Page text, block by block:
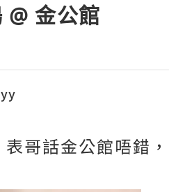
@ 金公館
哥話金公館唔錯